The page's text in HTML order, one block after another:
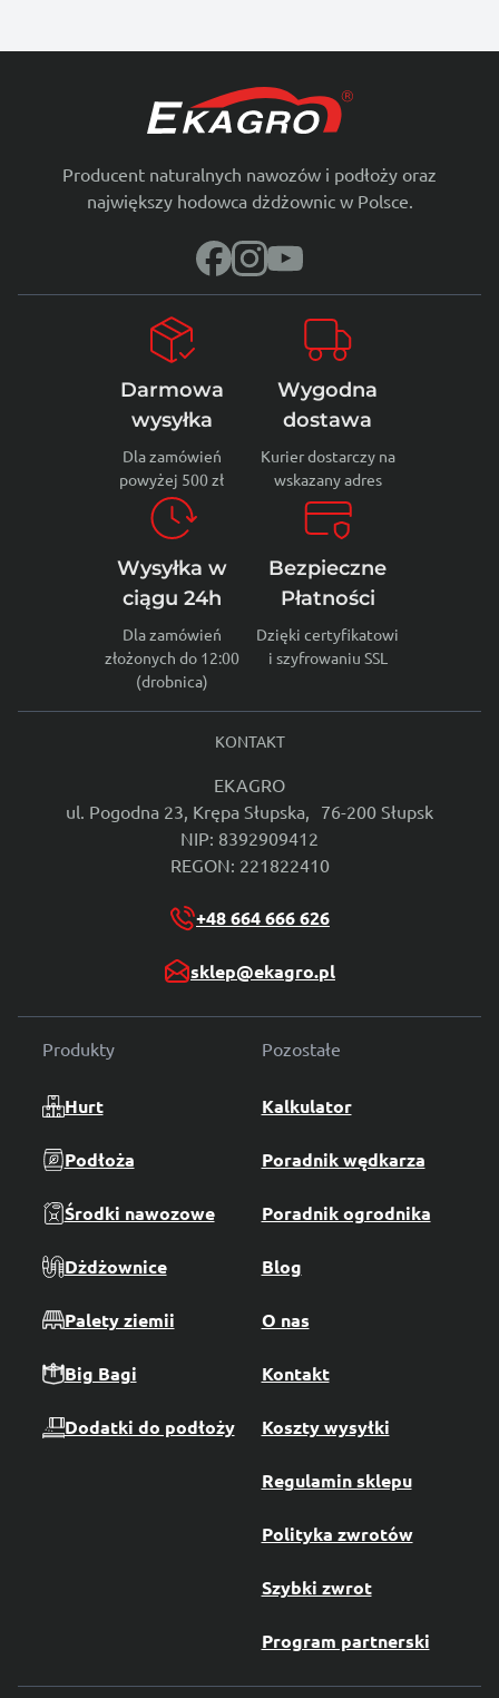
Producent naturalnych nawozów i podłoży oraz
największy hodowca dżdżownic w Polsce.
Darmowa
wysyłka
Dla zamówień
powyżej 500 zł
Wygodna
dostawa
Kurier dostarczy na
wskazany adres
Wysyłka w
ciągu 24h
Dla zamówień
złożonych do 12:00
(drobnica)
Bezpieczne
Płatności
Dzięki certyfikatowi
i szyfrowaniu SSL
KONTAKT
EKAGRO
ul. Pogodna 23, Krępa Słupska, 76-200 Słupsk
NIP: 8392909412
REGON: 221822410
+48 664 666 626
sklep@ekagro.pl
Produkty
Hurt
Podłoża
Środki nawozowe
Dżdżownice
Palety ziemii
Big Bagi
Dodatki do podłoży
Pozostałe
Kalkulator
Poradnik wędkarza
Poradnik ogrodnika
Blog
O nas
Kontakt
Koszty wysyłki
Regulamin sklepu
Polityka zwrotów
Szybki zwrot
Program partnerski